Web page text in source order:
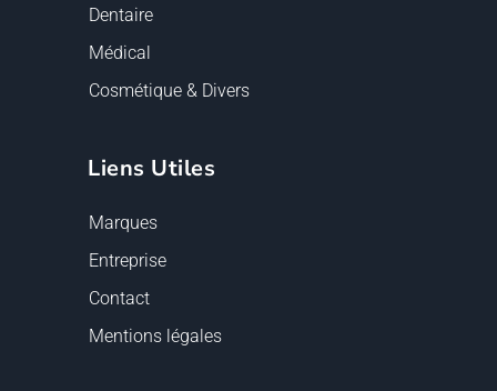
Dentaire
Médical
Cosmétique & Divers
Liens Utiles
Marques
Entreprise
Contact
Mentions légales